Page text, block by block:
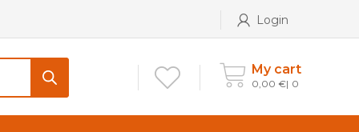
Login
My cart
0,00 € 0